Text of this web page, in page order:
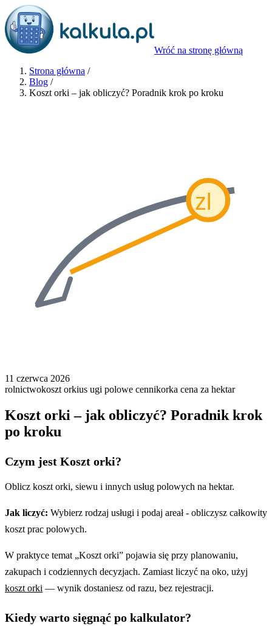
Wróć na stronę główną
Strona główna /
Blog /
Koszt orki – jak obliczyć? Poradnik krok po kroku
zl
11 czerwca 2026
rolnictwokoszt orkius ugi polowe cennikorka cena za hektar
Koszt orki – jak obliczyć? Poradnik krok
po kroku
Czym jest Koszt orki?
Oblicz koszt orki, siewu i innych usług polowych na hektar.
Jak liczyć: Wybierz rodzaj usługi i podaj areał - obliczysz całkowity
koszt prac polowych.
W praktyce temat „Koszt orki” pojawia się przy planowaniu,
zakupach i codziennych decyzjach. Zamiast liczyć na oko, użyj
koszt orki — wynik dostaniesz od razu, bez rejestracji.
Kiedy warto sięgnąć po kalkulator?